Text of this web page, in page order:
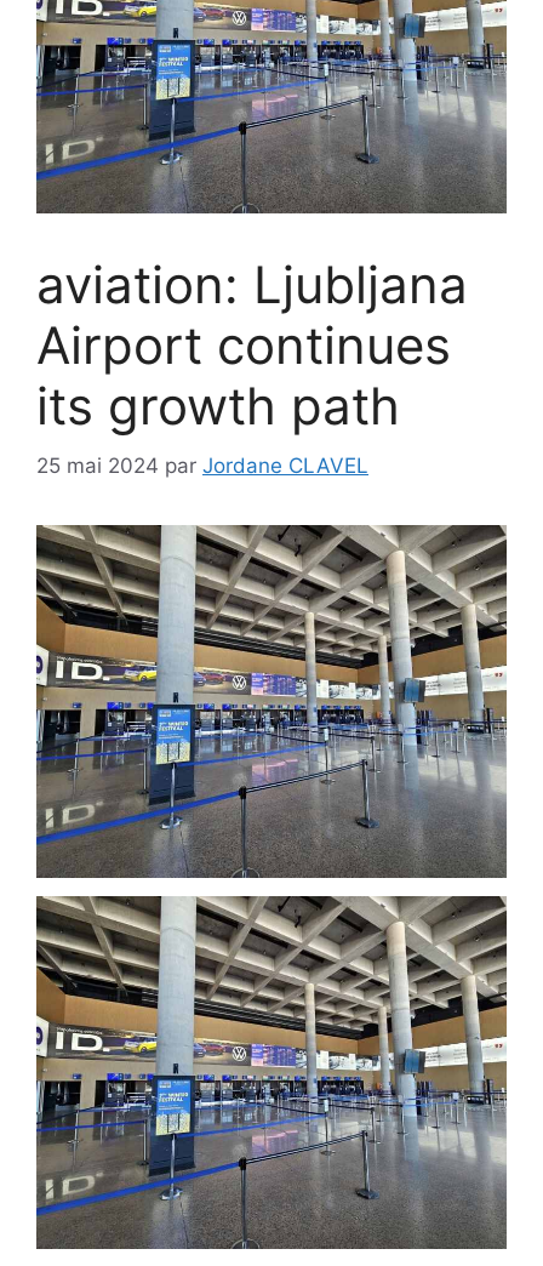
aviation: Ljubljana
Airport continues
its growth path
25 mai 2024 par Jordane CLAVEL